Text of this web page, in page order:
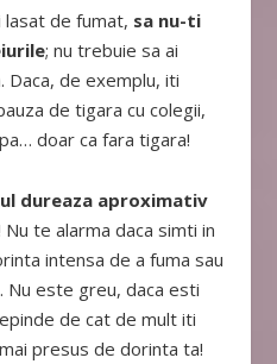
lasat de fumat, sa nu-ti
; nu trebuie sa ai
Daca, de exemplu, iti
de tigara cu colegii,
doar ca fara tigara!
dureaza aproximativ
Nu te alarma daca simti in
intensa de a fuma sau
Nu este greu, daca esti
de cat de mult iti
presus de dorinta ta!